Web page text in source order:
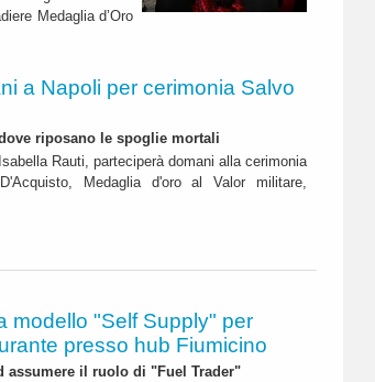
Medaglia d’Oro
a Napoli per cerimonia Salvo
riposano le spoglie mortali
Rauti, parteciperà domani alla cerimonia
Medaglia d'oro al Valor militare,
modello "Self Supply" per
presso hub Fiumicino
assumere il ruolo di "Fuel Trader"